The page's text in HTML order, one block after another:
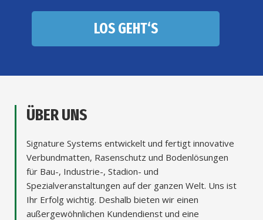
LOS GEHT‘S
ÜBER UNS
Signature Systems entwickelt und fertigt innovative
Verbundmatten, Rasenschutz und Bodenlösungen
für Bau-, Industrie-, Stadion- und
Spezialveranstaltungen auf der ganzen Welt. Uns ist
Ihr Erfolg wichtig. Deshalb bieten wir einen
außergewöhnlichen Kundendienst und eine